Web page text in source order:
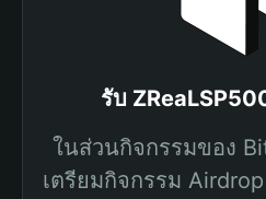
รับ
ในส่วนกิจกรรมของ
เตรียมกิจกรรม